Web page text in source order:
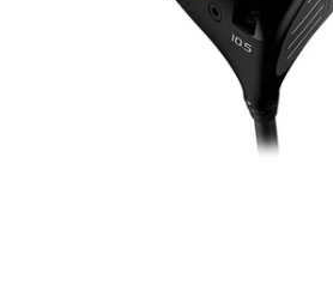
Topánky
Rukavice